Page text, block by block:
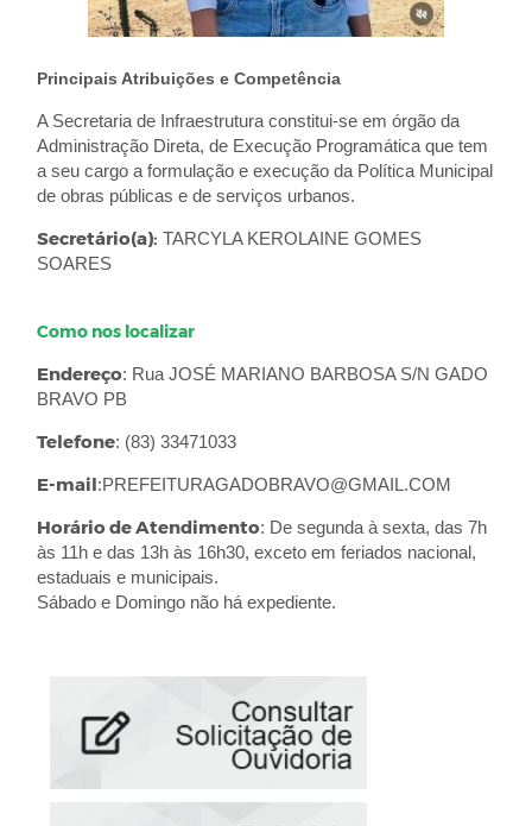
Principais Atribuições e Competência
A Secretaria de Infraestrutura constitui-se em órgão da
Administração Direta, de Execução Programática que tem
a seu cargo a formulação e execução da Política Municipal
de obras públicas e de serviços urbanos.
Secretário(a): TARCYLA KEROLAINE GOMES
SOARES
Como nos localizar
Endereço: Rua JOSÉ MARIANO BARBOSA S/N GADO
BRAVO PB
Telefone: (83) 33471033
E-mail:PREFEITURAGADOBRAVO@GMAIL.COM
Horário de Atendimento: De segunda à sexta, das 7h
às 11h e das 13h às 16h30, exceto em feriados nacional,
estaduais e municipais.
Sábado e Domingo não há expediente.